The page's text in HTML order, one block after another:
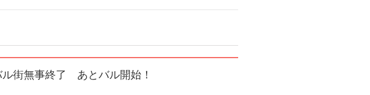
無事終了 あとバル開始！